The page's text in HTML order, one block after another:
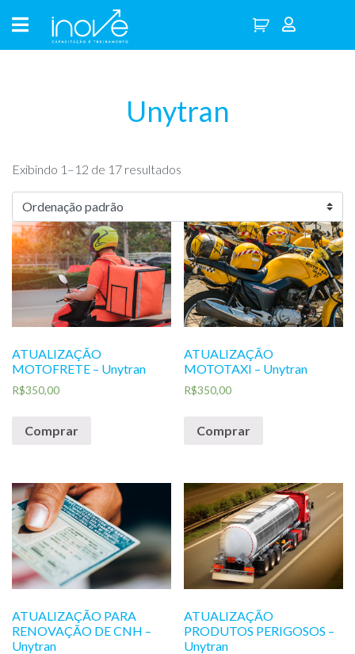
Unytran
Exibindo 1–12 de 17 resultados
ATUALIZAÇÃO
MOTOFRETE – Unytran
R$350,00
Comprar
ATUALIZAÇÃO
MOTOTAXI – Unytran
R$350,00
Comprar
ATUALIZAÇÃO PARA
RENOVAÇÃO DE CNH –
Unytran
ATUALIZAÇÃO
PRODUTOS PERIGOSOS –
Unytran